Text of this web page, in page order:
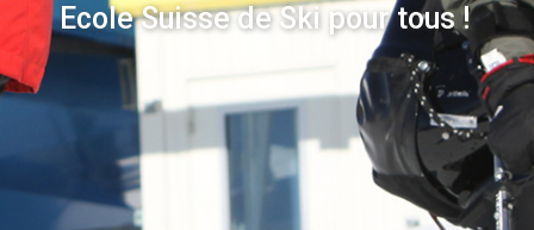
Ecole Suisse de Ski pour tous !